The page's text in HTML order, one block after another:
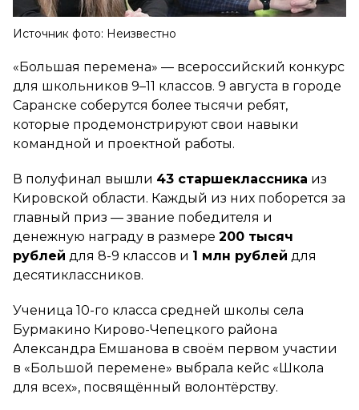
Источник фото: Неизвестно
«Большая перемена» — всероссийский конкурс
для школьников 9–11 классов. 9 августа в городе
Саранске соберутся более тысячи ребят,
которые продемонстрируют свои навыки
командной и проектной работы.
В полуфинал вышли 43 старшеклассника из
Кировской области. Каждый из них поборется за
главный приз — звание победителя и
денежную награду в размере 200 тысяч
рублей для 8-9 классов и 1 млн рублей для
десятиклассников.
Ученица 10-го класса средней школы села
Бурмакино Кирово-Чепецкого района
Александра Емшанова в своём первом участии
в «Большой перемене» выбрала кейс «Школа
для всех», посвящённый волонтёрству.